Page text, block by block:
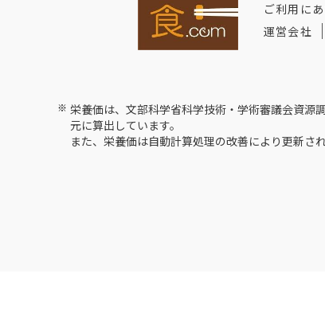
ご利用に
運営会社
※ 栄養価は、文部科学省科学技術・学術審議会資源
元に算出しています。
また、栄養価は自動計算処理の改善により更新さ